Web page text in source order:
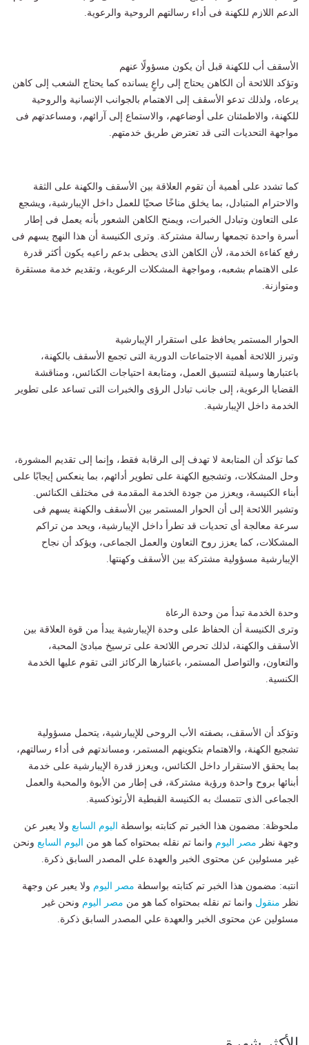
الدعم اللازم للكهنة فى أداء رسالتهم الروحية والرعوية.
الأسقف أب للكهنة قبل أن يكون مسؤولًا عنهم
وتؤكد اللائحة أن الكاهن يحتاج إلى راعٍ يسانده كما يحتاج الشعب إلى كاهن
يرعاه، ولذلك تدعو الأسقف إلى الاهتمام بالجوانب الإنسانية والروحية
للكهنة، والاطمئنان على أوضاعهم، والاستماع إلى آرائهم، ومساعدتهم فى
مواجهة التحديات التى قد تعترض طريق خدمتهم.
كما تشدد على أهمية أن تقوم العلاقة بين الأسقف والكهنة على الثقة
والاحترام المتبادل، بما يخلق مناخًا صحيًا للعمل داخل الإيبارشية، ويشجع
على التعاون وتبادل الخبرات، ويمنح الكاهن الشعور بأنه يعمل فى إطار
أسرة واحدة تجمعها رسالة مشتركة. وترى الكنيسة أن هذا النهج يسهم فى
رفع كفاءة الخدمة، لأن الكاهن الذى يحظى بدعم راعيه يكون أكثر قدرة
على الاهتمام بشعبه، ومواجهة المشكلات الرعوية، وتقديم خدمة مستقرة
ومتوازنة.
الحوار المستمر يحافظ على استقرار الإيبارشية
وتبرز اللائحة أهمية الاجتماعات الدورية التى تجمع الأسقف بالكهنة،
باعتبارها وسيلة لتنسيق العمل، ومتابعة احتياجات الكنائس، ومناقشة
القضايا الرعوية، إلى جانب تبادل الرؤى والخبرات التى تساعد على تطوير
الخدمة داخل الإيبارشية.
كما تؤكد أن المتابعة لا تهدف إلى الرقابة فقط، وإنما إلى تقديم المشورة،
وحل المشكلات، وتشجيع الكهنة على تطوير أدائهم، بما ينعكس إيجابًا على
أبناء الكنيسة، ويعزز من جودة الخدمة المقدمة فى مختلف الكنائس.
وتشير اللائحة إلى أن الحوار المستمر بين الأسقف والكهنة يسهم فى
سرعة معالجة أى تحديات قد تطرأ داخل الإيبارشية، ويحد من تراكم
المشكلات، كما يعزز روح التعاون والعمل الجماعى، ويؤكد أن نجاح
الإيبارشية مسؤولية مشتركة بين الأسقف وكهنتها.
وحدة الخدمة تبدأ من وحدة الرعاة
وترى الكنيسة أن الحفاظ على وحدة الإيبارشية يبدأ من قوة العلاقة بين
الأسقف والكهنة، لذلك تحرص اللائحة على ترسيخ مبادئ المحبة،
والتعاون، والتواصل المستمر، باعتبارها الركائز التى تقوم عليها الخدمة
الكنسية.
وتؤكد أن الأسقف، بصفته الأب الروحى للإيبارشية، يتحمل مسؤولية
تشجيع الكهنة، والاهتمام بتكوينهم المستمر، ومساندتهم فى أداء رسالتهم،
بما يحقق الاستقرار داخل الكنائس، ويعزز قدرة الإيبارشية على خدمة
أبنائها بروح واحدة ورؤية مشتركة، فى إطار من الأبوة والمحبة والعمل
الجماعى الذى تتمسك به الكنيسة القبطية الأرثوذكسية.
ملحوظة: مضمون هذا الخبر تم كتابته بواسطة اليوم السابع ولا يعبر عن
وجهة نظر مصر اليوم وانما تم نقله بمحتواه كما هو من اليوم السابع ونحن
غير مسئولين عن محتوى الخبر والعهدة علي المصدر السابق ذكرة.
انتبه: مضمون هذا الخبر تم كتابته بواسطة مصر اليوم ولا يعبر عن وجهة
نظر منقول وانما تم نقله بمحتواه كما هو من مصر اليوم ونحن غير
مسئولين عن محتوى الخبر والعهدة علي المصدر السابق ذكرة.